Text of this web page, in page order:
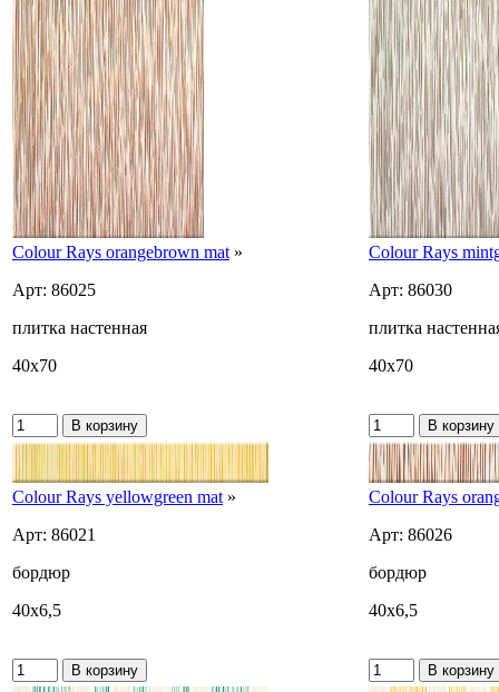
Colour Rays orangebrown mat»
Арт: 86025
плитка настенная
40x70
Colour Rays
Арт: 86030
плитка
40x70
Colour Rays yellowgreen mat»
Арт: 86021
бордюр
40x6,5
Colour Rays
Арт: 86026
бордюр
40x6,5